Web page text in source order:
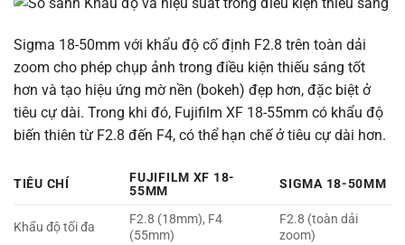
Sigma 18-50mm với khẩu độ cố định F2.8 trên toàn dải
zoom cho phép chụp ảnh trong điều kiện thiếu sáng tốt
hơn và tạo hiệu ứng mờ nền (bokeh) đẹp hơn, đặc biệt ở
tiêu cự dài. Trong khi đó, Fujifilm XF 18-55mm có khẩu độ
biến thiên từ F2.8 đến F4, có thể hạn chế ở tiêu cự dài hơn.
TIÊU CHÍ
FUJIFILM XF 18-
55MM
SIGMA 18-50MM
Khẩu độ tối đa
F2.8 (18mm), F4
(55mm)
F2.8 (toàn dải
zoom)